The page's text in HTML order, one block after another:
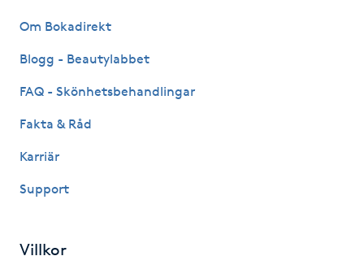
Healing
Herrklippning
HIFU
Hollywood Peel
Hot yoga
Om Bokadirekt
Blogg - Beautylabbet
FAQ - Skönhetsbehandlingar
Fakta & Råd
Karriär
Support
Villkor